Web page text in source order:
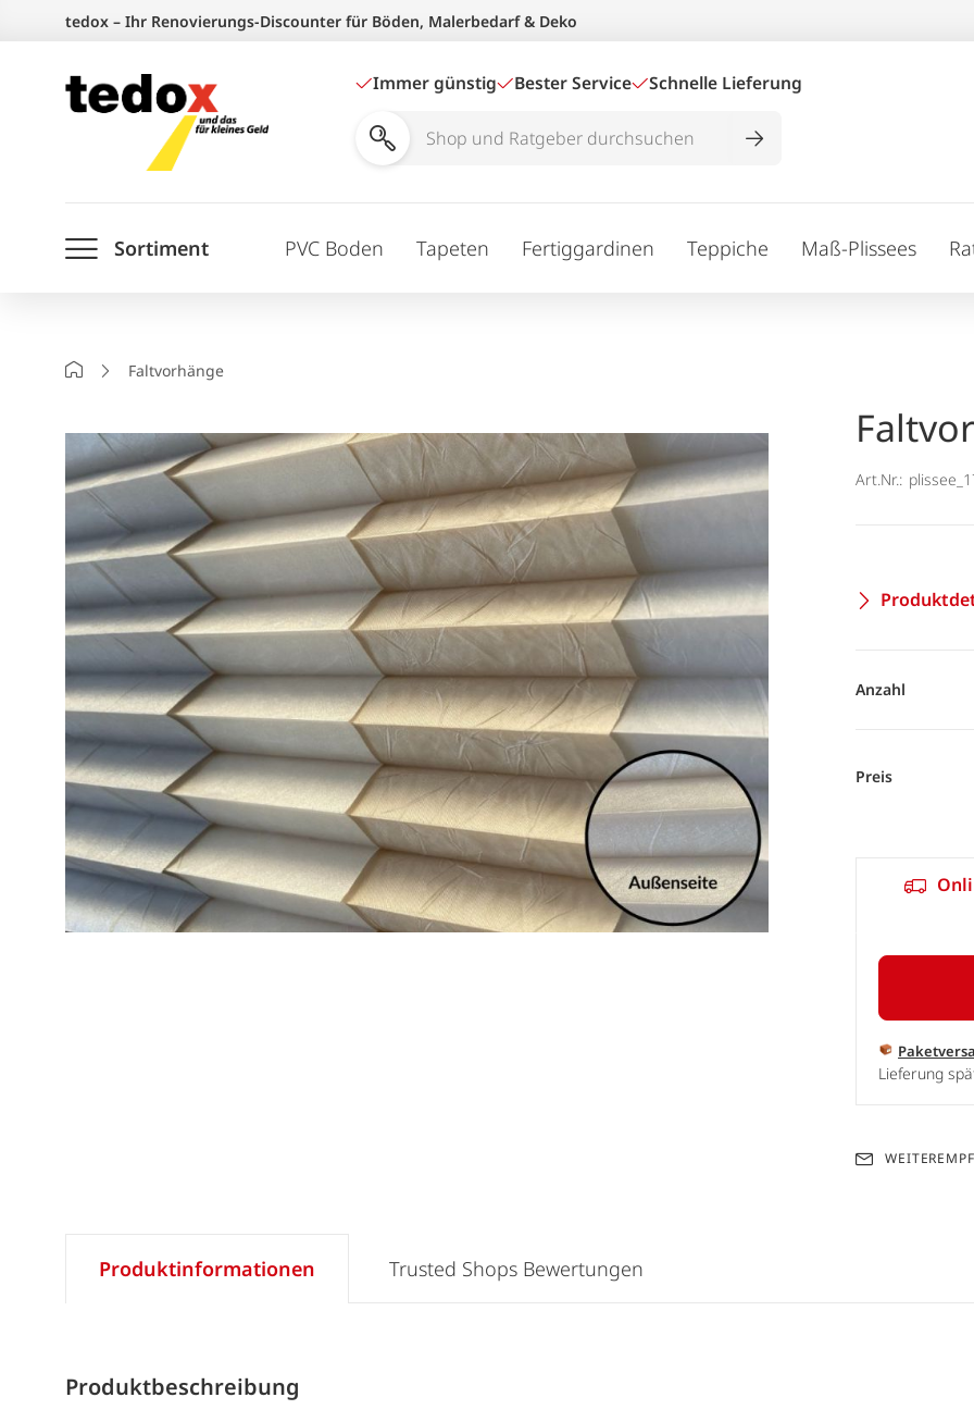
springen
tedox – Ihr Renovierungs-Discounter für Böden, Malerbedarf & Deko
Immer günstig Bester Service Schnelle Lieferung
Shop
durchsuchen
Sortiment PVC Boden Tapeten Fertiggardinen Teppiche Maß-Plissees
StartseiteFaltvorhänge
Art.Nr.:
Anzahl
Preis
Lieferung
Produktinformationen
Produktbeschreibung
Trusted Shops Bewertungen